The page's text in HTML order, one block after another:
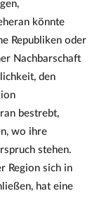
könnte
Republiken oder
Nachbarschaft
den
bestrebt,
wo ihre
stehen.
Region sich in
hat eine